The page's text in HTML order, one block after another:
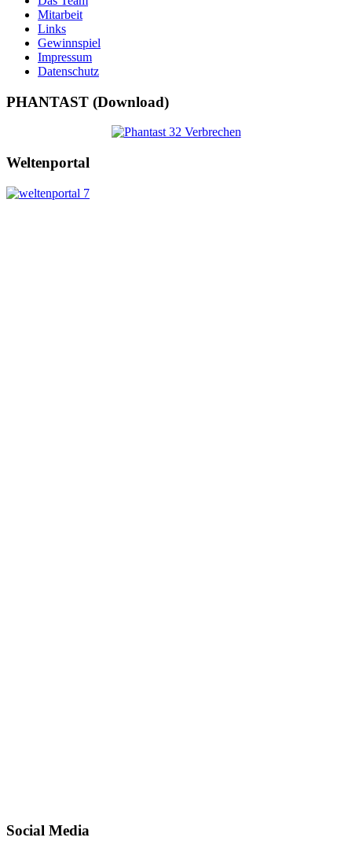
Mitarbeit
Links
Gewinnspiel
Impressum
Datenschutz
PHANTAST (Download)
Weltenportal
Social Media